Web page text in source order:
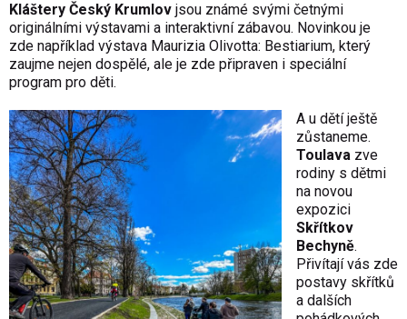
Kláštery Český Krumlov jsou známé svými četnými
originálními výstavami a interaktivní zábavou. Novinkou je
zde například výstava Maurizia Olivotta: Bestiarium, který
zaujme nejen dospělé, ale je zde připraven i speciální
program pro děti.
A u dětí ještě
zůstaneme.
Toulava zve
rodiny s dětmi
na novou
expozici
Skřítkov
Bechyně.
Přivítají vás zde
postavy skřítků
a dalších